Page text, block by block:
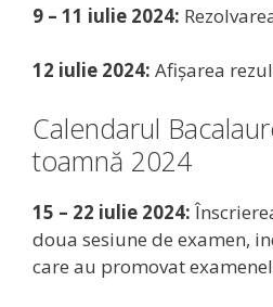
9 – 11 iulie 2024:
12 iulie 2024: Afișarea
Calendarul
toamnă 2024
15 – 22 iulie 2024:
doua sesiune de examen,
care au promovat